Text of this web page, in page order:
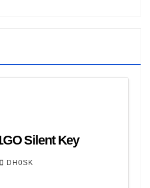
Silent Key
DH0SK